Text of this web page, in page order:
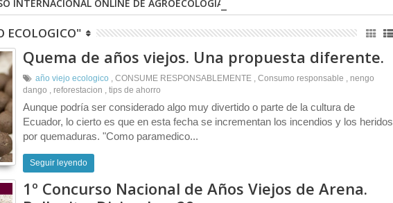
INTERNACIONAL ONLINE DE AGROECOLOGÍA
ECOLOGICO"
Quema de años viejos. Una propuesta diferente.
año viejo ecologico , CONSUME RESPONSABLEMENTE , Consumo responsable , nengo
dango , reforestacion , tips de ahorro
Aunque podría ser considerado algo muy divertido o parte de la cultura de
Ecuador, lo cierto es que en esta fecha se incrementan los incendios y los heridos
por quemaduras. "Como paramedico...
Seguir leyendo
1º Concurso Nacional de Años Viejos de Arena.